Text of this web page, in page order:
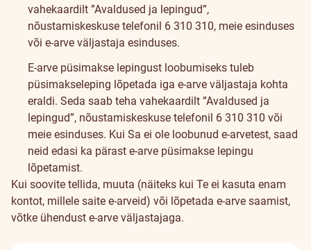
vahekaardilt ”Avaldused ja lepingud”,
nõustamiskeskuse telefonil 6 310 310, meie esinduses
või e-arve väljastaja esinduses.
E-arve püsimakse lepingust loobumiseks tuleb
püsimakseleping lõpetada iga e-arve väljastaja kohta
eraldi. Seda saab teha vahekaardilt ”Avaldused ja
lepingud”, nõustamiskeskuse telefonil 6 310 310 või
meie esinduses. Kui Sa ei ole loobunud e-arvetest, saad
neid edasi ka pärast e-arve püsimakse lepingu
lõpetamist.
Kui soovite tellida, muuta (näiteks kui Te ei kasuta enam
kontot, millele saite e-arveid) või lõpetada e-arve saamist,
võtke ühendust e-arve väljastajaga.